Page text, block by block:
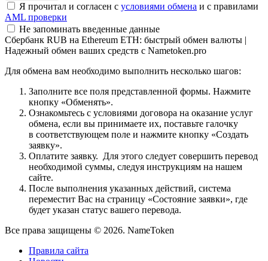
Я прочитал и согласен с условиями обмена и с правилами
AML проверки
Не запоминать введенные данные
Сбербанк RUB на Ethereum ETH: быстрый обмен валюты |
Надежный обмен ваших средств с Nametoken.pro
Для обмена вам необходимо выполнить несколько шагов:
Заполните все поля представленной формы. Нажмите
кнопку «Обменять».
Ознакомьтесь с условиями договора на оказание услуг
обмена, если вы принимаете их, поставьте галочку
в соответствующем поле и нажмите кнопку «Создать
заявку».
Оплатите заявку. Для этого следует совершить перевод
необходимой суммы, следуя инструкциям на нашем
сайте.
После выполнения указанных действий, система
переместит Вас на страницу «Состояние заявки», где
будет указан статус вашего перевода.
Все права защищены © 2026. NameToken
Правила сайта